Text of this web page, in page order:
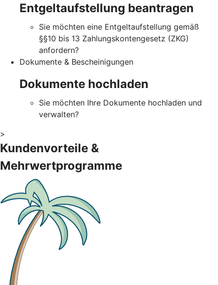
Entgeltaufstellung beantragen
Sie möchten eine Entgeltaufstellung gemäß
§§10 bis 13 Zahlungskontengesetz (ZKG)
anfordern?
Dokumente & Bescheinigungen
Dokumente hochladen
Sie möchten Ihre Dokumente hochladen und
verwalten?
>
Kundenvorteile &
Mehrwertprogramme